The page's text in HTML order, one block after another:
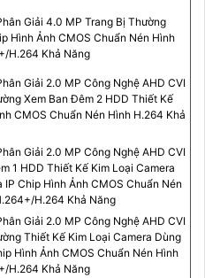
Giải 4.0 MP Trang Bị Thường
Hình Ảnh CMOS Chuẩn Nén Hình
H.264 Khả Năng
Giải 2.0 MP Công Nghệ AHD CVI
Xem Ban Đêm 2 HDD Thiết Kế
CMOS Chuẩn Nén Hình H.264 Khả
Giải 2.0 MP Công Nghệ AHD CVI
1 HDD Thiết Kế Kim Loại Camera
IP Chip Hình Ảnh CMOS Chuẩn Nén
H.264 Khả Năng
Giải 2.0 MP Công Nghệ AHD CVI
Thiết Kế Kim Loại Camera Dùng
Hình Ảnh CMOS Chuẩn Nén Hình
H.264 Khả Năng